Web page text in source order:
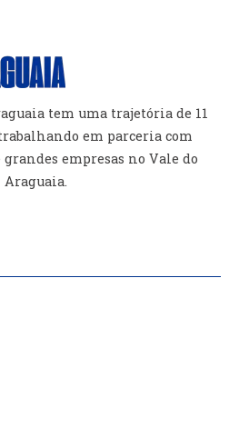
tem uma trajetória de 11
em parceria com
grandes empresas no Vale do
Araguaia.